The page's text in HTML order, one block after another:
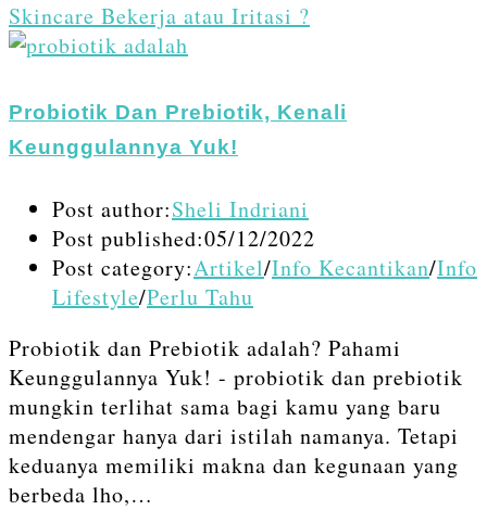
Skincare Bekerja atau Iritasi ?
Probiotik Dan Prebiotik, Kenali
Keunggulannya Yuk!
Post author:Sheli Indriani
Post published:05/12/2022
Post category:Artikel/Info Kecantikan/Info
Lifestyle/Perlu Tahu
Probiotik dan Prebiotik adalah? Pahami
Keunggulannya Yuk! - probiotik dan prebiotik
mungkin terlihat sama bagi kamu yang baru
mendengar hanya dari istilah namanya. Tetapi
keduanya memiliki makna dan kegunaan yang
berbeda lho,…